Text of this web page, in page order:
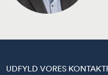
UDFYLD VORES